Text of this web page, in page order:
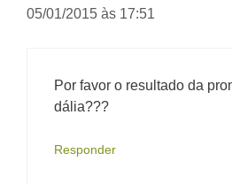
05/01/2015 às 17:51
Por favor o resultado da
dália???
Responder